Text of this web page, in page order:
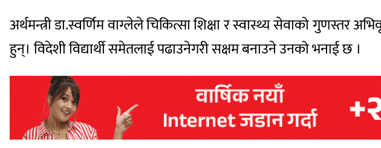
अर्थमन्त्री डा.स्वर्णिम वाग्लेले चिकित्सा शिक्षा र स्वास्थ्य सेवाको गुणस्तर
हुन्। विदेशी विद्यार्थी समेतलाई पढाउनेगरी सक्षम बनाउने उनको भनाई छ ।